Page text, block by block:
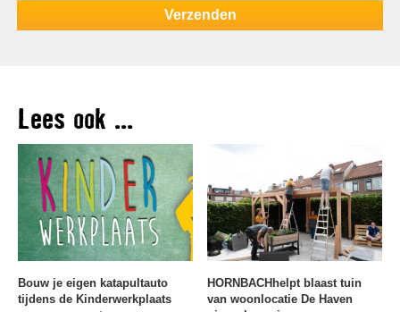
Lees ook ...
Bouw je eigen katapultauto
tijdens de Kinderwerkplaats
HORNBACHhelpt blaast tuin
van woonlocatie De Haven